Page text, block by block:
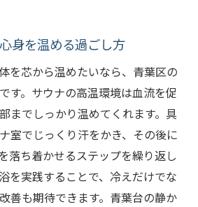
身を温める過ごし方
を芯から温めたいなら、青葉区の
す。サウナの高温環境は血流を促
までしっかり温めてくれます。具
室でじっくり汗をかき、その後に
落ち着かせるステップを繰り返し
を実践することで、冷えだけでな
善も期待できます。青葉台の静か